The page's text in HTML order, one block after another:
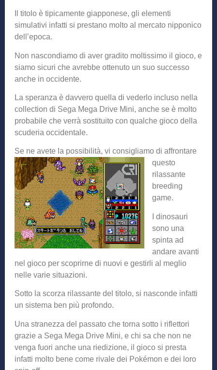
Il titolo è tipicamente giapponese, gli elementi
simulativi infatti si prestano molto al mercato nipponico
dell’epoca.
Non nascondiamo di aver gradito moltissimo il gioco, e
siamo sicuri che avrebbe ottenuto un suo successo
anche in occidente.
La speranza è davvero quella di vederlo incluso nella
collection di Sega Mega Drive Mini, anche se è molto
probabile che verrà sostituito con qualche gioco della
scuderia occidentale.
Se ne avete la possibilità, vi consigliamo di affrontare
questo
rilassante
breeding
game.
I dinosauri
sono una
spinta ad
andare avanti
nel gioco per scoprirne di nuovi e gestirli al meglio
nelle varie situazioni.
Sotto la scorza rilassante del titolo, si nasconde infatti
un sistema ben più profondo.
Una stranezza del passato che torna sotto i riflettori
grazie a Sega Mega Drive Mini, e chi sa che non ne
venga fuori anche una riedizione, il gioco si presta
infatti molto bene come rivale dei Pokémon e dei loro